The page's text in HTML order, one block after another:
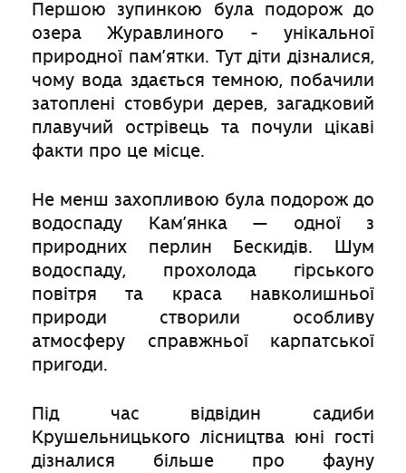
Першою зупинкою була подорож до
озера Журавлиного - унікальної
природної пам’ятки. Тут діти дізналися,
чому вода здається темною, побачили
затоплені стовбури дерев, загадковий
плавучий острівець та почули цікаві
факти про це місце.
Не менш захопливою була подорож до
водоспаду Кам’янка — одної з
природних перлин Бескидів. Шум
водоспаду, прохолода гірського
повітря та краса навколишньої
природи створили особливу
атмосферу справжньої карпатської
пригоди.
Під час відвідин садиби
Крушельницького лісництва юні гості
дізналися більше про фауну